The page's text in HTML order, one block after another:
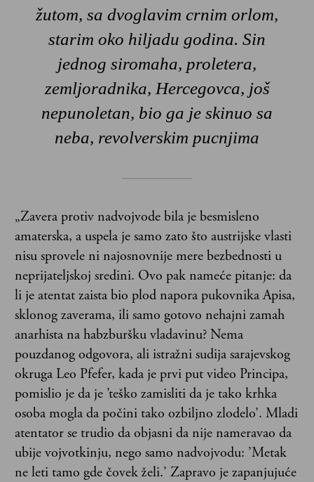
žutom, sa dvoglavim crnim orlom,
starim oko hiljadu godina. Sin
jednog siromaha, proletera,
zemljoradnika, Hercegovca, još
nepunoletan, bio ga je skinuo sa
neba, revolverskim pucnjima
„Zavera protiv nadvojvode bila je besmisleno
amaterska, a uspela je samo zato što austrijske vlasti
nisu sprovele ni najosnovnije mere bezbednosti u
neprijateljskoj sredini. Ovo pak nameće pitanje: da
li je atentat zaista bio plod napora pukovnika Apisa,
sklonog zaverama, ili samo gotovo nehajni zamah
anarhista na habzburšku vladavinu? Nema
pouzdanog odgovora, ali istražni sudija sarajevskog
okruga Leo Pfefer, kada je prvi put video Principa,
pomislio je da je ’teško zamisliti da je tako krhka
osoba mogla da počini tako ozbiljno zlodelo’. Mladi
atentator se trudio da objasni da nije nameravao da
ubije vojvotkinju, nego samo nadvojvodu: ’Metak
ne leti tamo gde čovek želi.’ Zapravo je zapanjujuće